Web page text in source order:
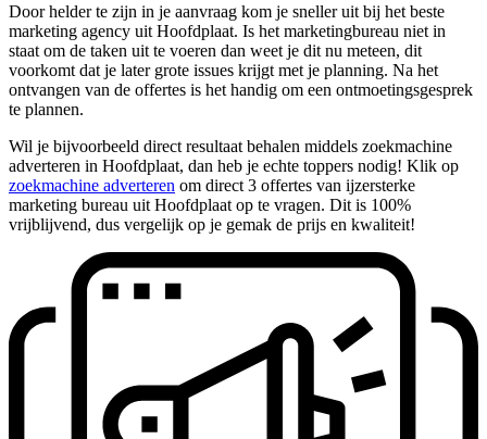
Door helder te zijn in je aanvraag kom je sneller uit bij het beste
marketing agency uit Hoofdplaat. Is het marketingbureau niet in
staat om de taken uit te voeren dan weet je dit nu meteen, dit
voorkomt dat je later grote issues krijgt met je planning. Na het
ontvangen van de offertes is het handig om een ontmoetingsgesprek
te plannen.
Wil je bijvoorbeeld direct resultaat behalen middels zoekmachine
adverteren in Hoofdplaat, dan heb je echte toppers nodig! Klik op
zoekmachine adverteren om direct 3 offertes van ijzersterke
marketing bureau uit Hoofdplaat op te vragen. Dit is 100%
vrijblijvend, dus vergelijk op je gemak de prijs en kwaliteit!